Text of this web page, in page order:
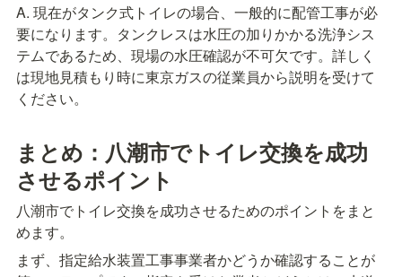
A. 現在がタンク式トイレの場合、一般的に配管工事が必
要になります。タンクレスは水圧の加りかかる洗浄シス
テムであるため、現場の水圧確認が不可欠です。詳しく
は現地見積もり時に東京ガスの従業員から説明を受けて
ください。
まとめ：八潮市でトイレ交換を成功
させるポイント
八潮市でトイレ交換を成功させるためのポイントをまと
めます。
まず、指定給水装置工事事業者かどうか確認することが